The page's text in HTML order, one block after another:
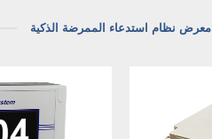
معرض نظام استدعاء الممرضة الذكية